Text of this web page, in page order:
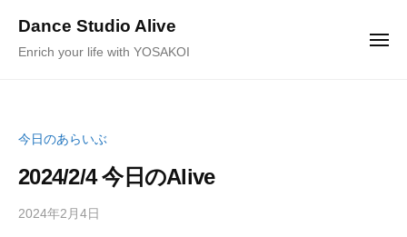
Dance Studio Alive
Enrich your life with YOSAKOI
メ
今日のあらいぶ
2024/2/4 今日のAlive
2024年2月4日